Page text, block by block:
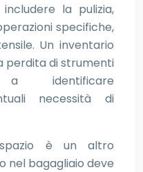
la pulizia,
specifiche,
Un inventario
perdita di strumenti
identificare
necessità di
spazio è un altro
nel bagagliaio deve